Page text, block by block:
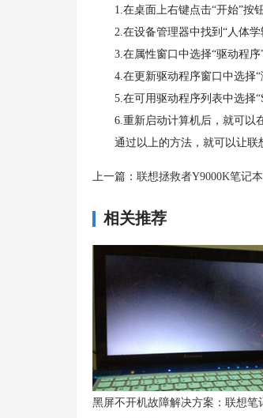
1.在桌面上右键点击“开始”按钮
2.在设备管理器中找到“人体学输
3.在属性窗口中选择“驱动程序”
4.在更新驱动程序窗口中选择“
5.在可用驱动程序列表中选择
6.重新启动计算机后，就可以在
通过以上的方法，就可以让联想
上一篇： 联想拯救者Y9000K笔记本
相关推荐